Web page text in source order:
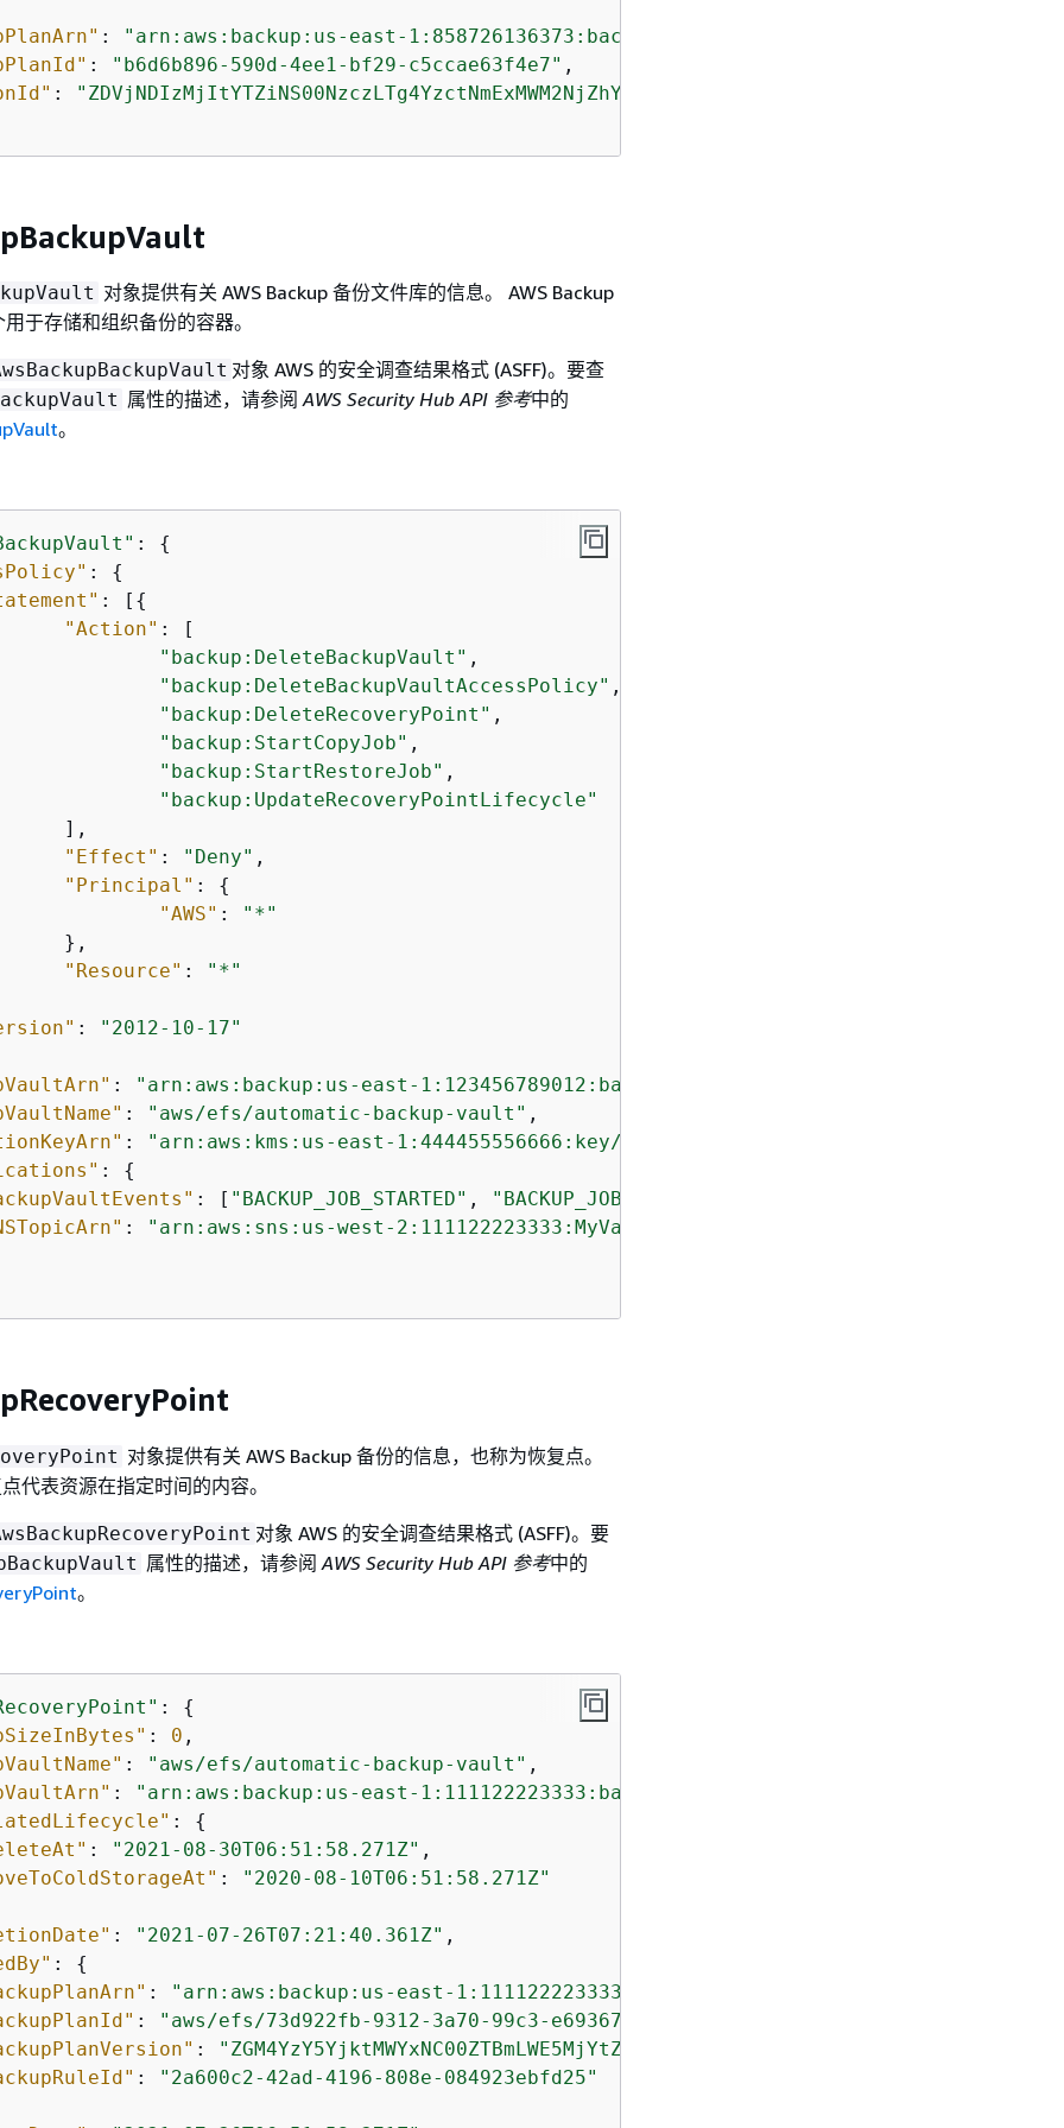
:
"arn:aws:backup:us-east-1:858726136373:backup-plan:b6d6b896-590d-4ee1-bf29-
: "b6d6b896-590d-4ee1-bf29-c5ccae63f4e7" ,
: "ZDVjNDIzMjItYTZiNS00NzczLTg4YzctNmExMWM2NjZhY2E1"
对象提供有关 AWS Backup 备份文件库的信息。 AWS Backup
于存储和组织备份的容器。
对象 AWS 的安全调查结果格式 (ASFF)。要查
属性的描述，请参阅AWS Security Hub API 参考中的
。
: {
: {
: [ {
"Action" : [
"backup:DeleteBackupVault" ,
"backup:DeleteBackupVaultAccessPolicy" ,
"backup:DeleteRecoveryPoint" ,
"backup:StartCopyJob" ,
"backup:StartRestoreJob" ,
"backup:UpdateRecoveryPointLifecycle"
"Effect" : "Deny" ,
"Principal" : {
"AWS" : "*"
"Resource" : "*"
: "2012-10-17"
:
"arn:aws:backup:us-east-1:123456789012:backup-vault:aws/efs/automatic-
: "aws/efs/automatic-backup-vault" ,
: "arn:aws:kms:us-east-1:444455556666:key/72ba68d4-5e43-40b0-ba38-838bf8d06ca0"
: {
: [ "BACKUP_JOB_STARTED" , "BACKUP_JOB_COMPLETED"
: "arn:aws:sns:us-west-2:111122223333:MyVaultTopic"
对象提供有关 AWS Backup 备份的信息，也称为恢复点。
代表资源在指定时间的内容。
对象 AWS 的安全调查结果格式 (ASFF)。要
属性的描述，请参阅 AWS Security Hub API 参考中的
。
: {
: 0 ,
: "aws/efs/automatic-backup-vault" ,
:
"arn:aws:backup:us-east-1:111122223333:backup-vault:aws/efs/automatic-
: {
: "2021-08-30T06:51:58.271Z" ,
: "2020-08-10T06:51:58.271Z"
: "2021-07-26T07:21:40.361Z" ,
: {
:
"arn:aws:backup:us-east-1:111122223333:backup-plan:aws/efs/73d922fb-9312-
: "aws/efs/73d922fb-9312-3a70-99c3-e69367f9fdad"
: "ZGM4YzY5YjktMWYxNC00ZTBmLWE5MjYtZmU5OWNiZmM5ZjIz"
: "2a600c2-42ad-4196-808e-084923ebfd25"